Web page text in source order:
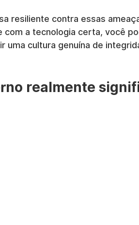
resiliente contra essas
com a tecnologia certa, você
cultura genuína de
realmente